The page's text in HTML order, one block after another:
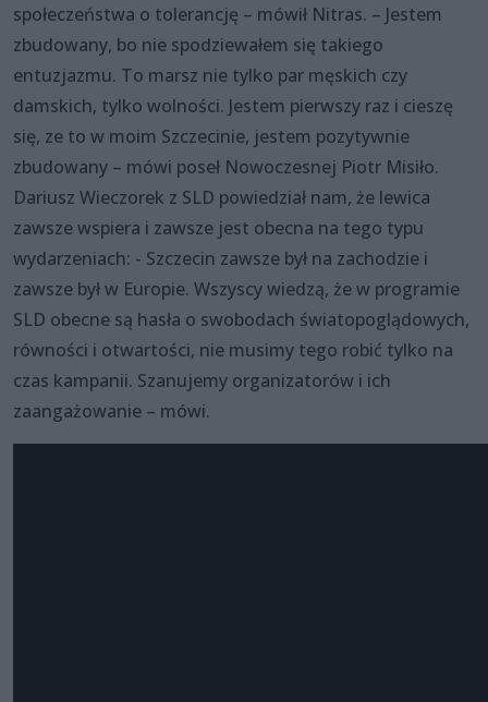
społeczeństwa o tolerancję – mówił Nitras. – Jestem
zbudowany, bo nie spodziewałem się takiego
entuzjazmu. To marsz nie tylko par męskich czy
damskich, tylko wolności. Jestem pierwszy raz i cieszę
się, ze to w moim Szczecinie, jestem pozytywnie
zbudowany – mówi poseł Nowoczesnej Piotr Misiło.
Dariusz Wieczorek z SLD powiedział nam, że lewica
zawsze wspiera i zawsze jest obecna na tego typu
wydarzeniach: - Szczecin zawsze był na zachodzie i
zawsze był w Europie. Wszyscy wiedzą, że w programie
SLD obecne są hasła o swobodach światopoglądowych,
równości i otwartości, nie musimy tego robić tylko na
czas kampanii. Szanujemy organizatorów i ich
zaangażowanie – mówi.